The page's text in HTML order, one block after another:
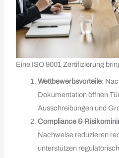
Eine ISO 9001 Zertifizierung
Wettbewerbsvorteile:
Dokumentation öffnen
Ausschreibungen und
Compliance &
Nachweise reduzieren
unterstützen